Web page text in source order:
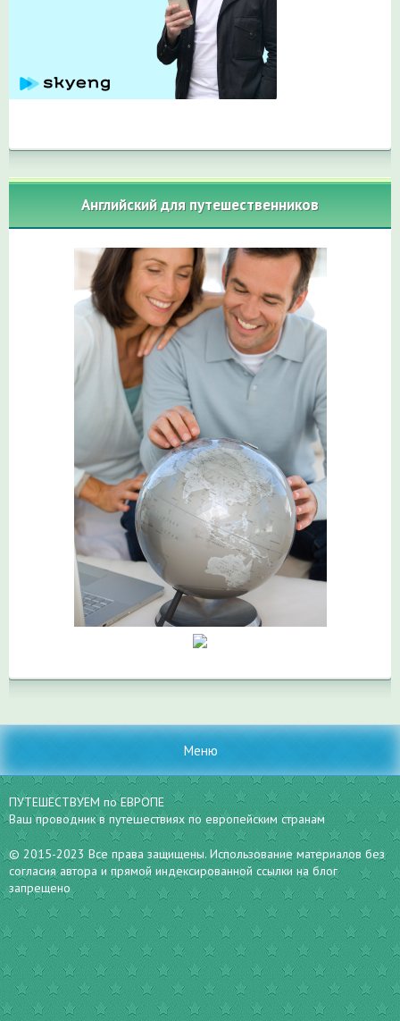
Английский для путешественников
Меню
ПУТЕШЕСТВУЕМ по ЕВРОПЕ
Ваш проводник в путешествиях по европейским странам
© 2015-2023 Все права защищены. Использование материалов без
согласия автора и прямой индексированной ссылки на блог
запрещено